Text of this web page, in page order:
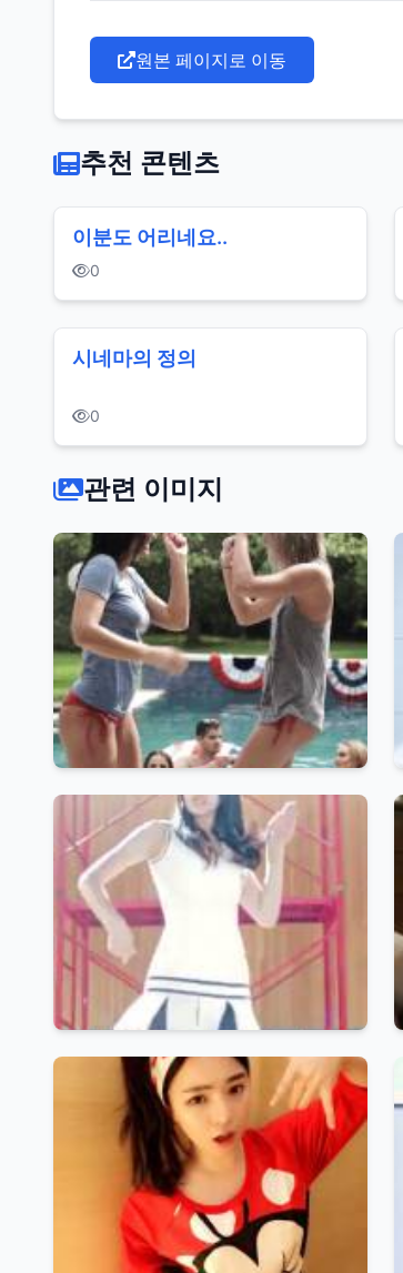
원본 페이지로 이동
추천 콘텐츠
이분도 어리네요..
0
시네마의 정의
0
관련 이미지